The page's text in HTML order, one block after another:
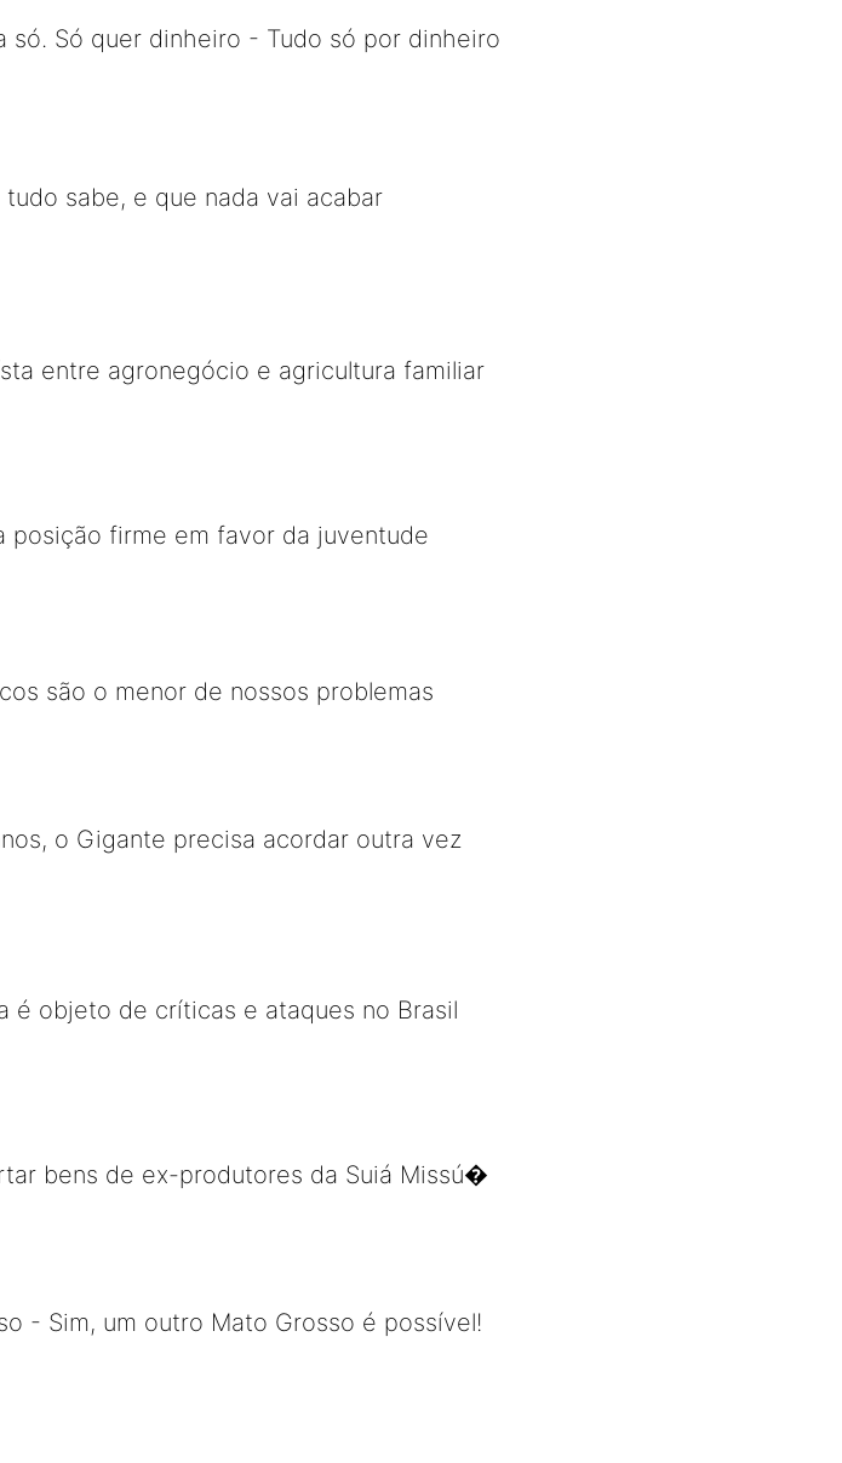
só. Só quer dinheiro - Tudo só por dinheiro
sabe, e que nada vai acabar
entre agronegócio e agricultura familiar
posição firme em favor da juventude
são o menor de nossos problemas
o Gigante precisa acordar outra vez
é objeto de críticas e ataques no Brasil
bens de ex-produtores da Suiá Missú�
- Sim, um outro Mato Grosso é possível!